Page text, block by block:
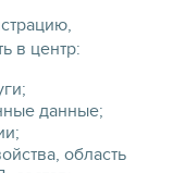
в центр:
данные;
область